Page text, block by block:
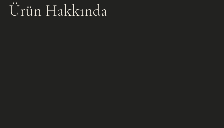
Ürün Hakkında